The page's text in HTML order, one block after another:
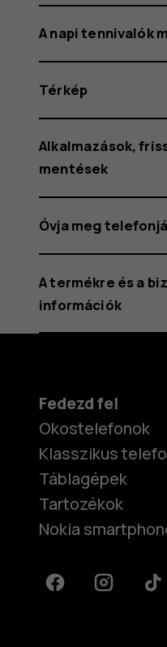
A napi tennivalók
Térkép
Alkalmazások,
mentések
Óvja meg
A termékre és a
információk
Fedezd fel
Okostelefonok
Klasszikus
Táblagépek
Tartozékok
Nokia
FacebookInstagram